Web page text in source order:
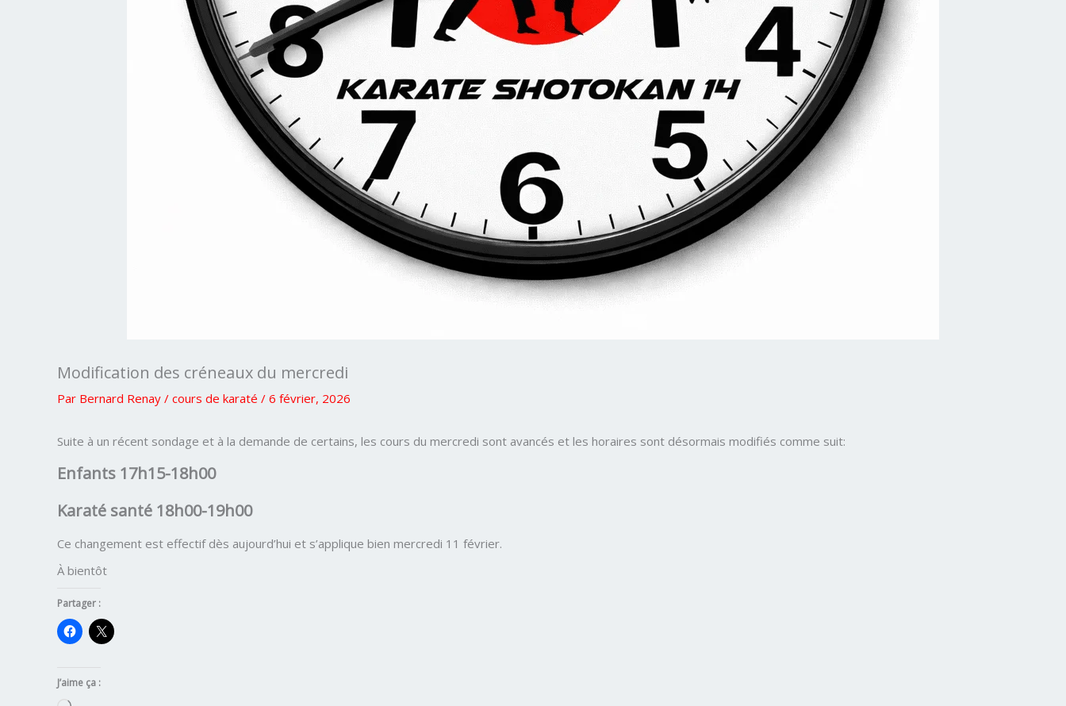
Modification des créneaux du mercredi
Par Bernard Renay / cours de karaté / 6 février, 2026
Suite à un récent sondage et à la demande de certains, les cours du mercredi sont avancés et les horaires sont désormais modifiés comme suit:
Enfants 17h15-18h00
Karaté santé 18h00-19h00
Ce changement est effectif dès aujourd’hui et s’applique bien mercredi 11 février.
À bientôt
Partager :
J’aime ça :